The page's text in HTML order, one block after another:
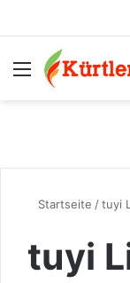
Menü
Startseite /tuyi
tuyi